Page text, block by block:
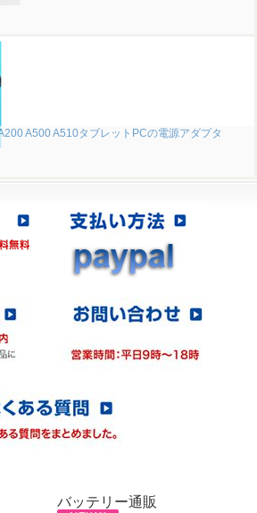
A500 A510タブレットPCの電源アダプタ
バッテリー通販